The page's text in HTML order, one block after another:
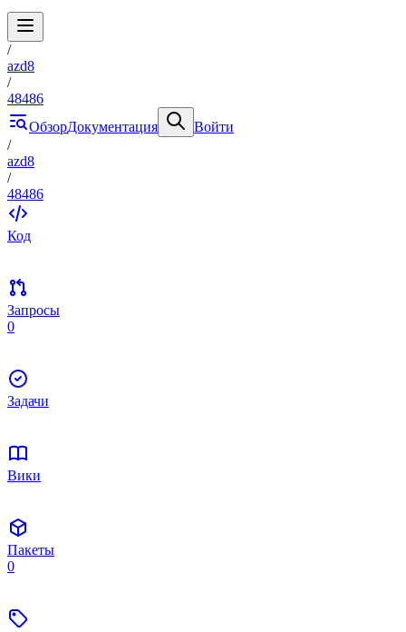
/
azd8
/
48486
ОбзорДокументация
Войти
/
azd8
/
48486
Код
Запросы
0
Задачи
Вики
Пакеты
0